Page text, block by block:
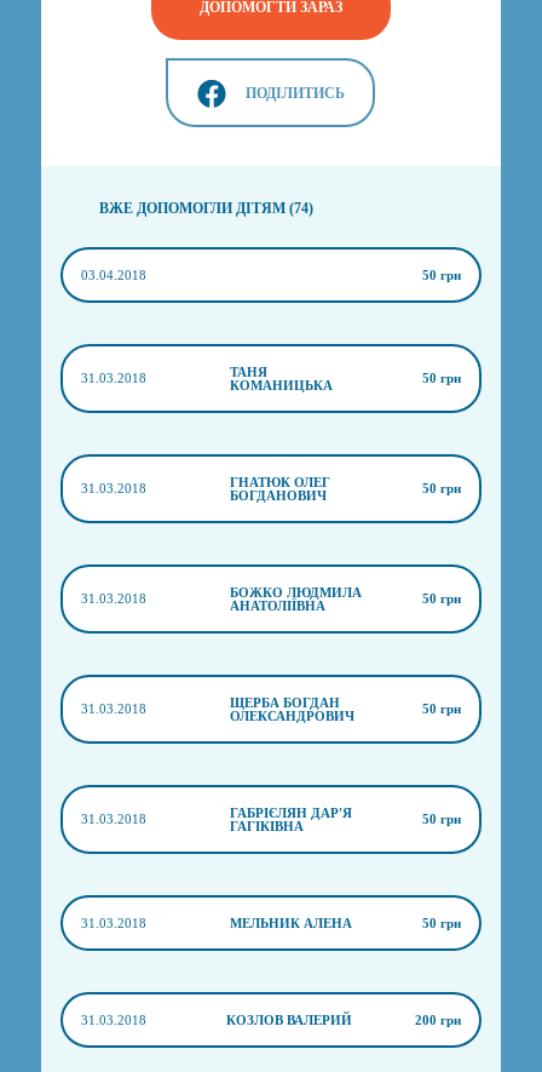
ДОПОМОГТИ ЗАРАЗ
ПОДІЛИТИСЬ
ВЖЕ ДОПОМОГЛИ ДІТЯМ (74)
03.04.2018 50 грн
31.03.2018
ТАНЯ
КОМАНИЦЬКА
50 грн
31.03.2018
ГНАТЮК ОЛЕГ
БОГДАНОВИЧ
50 грн
31.03.2018
БОЖКО ЛЮДМИЛА
АНАТОЛІЇВНА
50 грн
31.03.2018
ЩЕРБА БОГДАН
ОЛЕКСАНДРОВИЧ
50 грн
31.03.2018
ГАБРІЄЛЯН ДАР'Я
ГАГІКІВНА
50 грн
31.03.2018 МЕЛЬНИК АЛЕНА 50 грн
31.03.2018 КОЗЛОВ ВАЛЕРИЙ 200 грн